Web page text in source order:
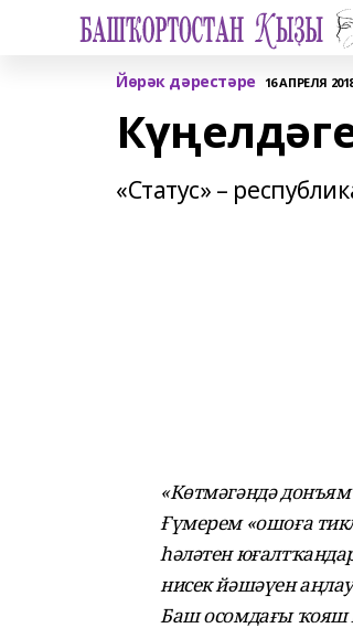
Йөрәк дәрестәре 16 АПРЕЛЯ
«Статус» –
«Көтмәгәндә
Ғүмерем «ошоға
һәләтен
нисек йәшәүен
Баш осомдағы ҡояш